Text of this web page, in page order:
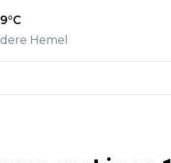
9°C
Hemel